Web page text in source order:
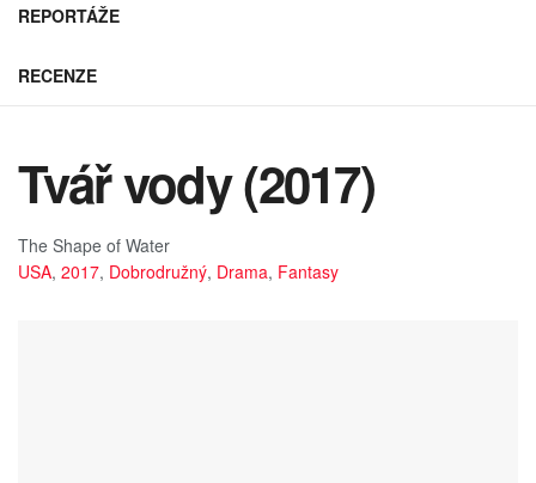
REPORTÁŽE
RECENZE
Tvář vody (2017)
The Shape of Water
USA, 2017, Dobrodružný, Drama, Fantasy